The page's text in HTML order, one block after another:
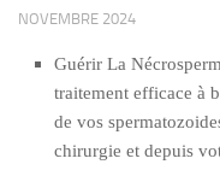
NOVEMBRE 2024
Guérir La
traitement efficace à
de vos
chirurgie et depuis